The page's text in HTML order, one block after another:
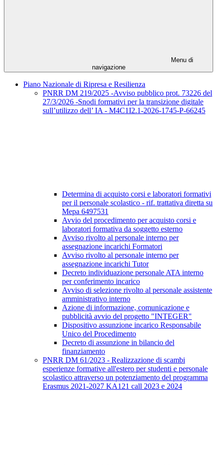
Menu di
navigazione
Piano Nazionale di Ripresa e Resilienza
PNRR DM 219/2025 -Avviso pubblico prot. 73226 del
27/3/2026 -Snodi formativi per la transizione digitale
sull’utilizzo dell’ IA - M4C1I2.1-2026-1745-P-66245
Determina di acquisto corsi e laboratori formativi
per il personale scolastico - rif. trattativa diretta su
Mepa 6497531
Avvio del procedimento per acquisto corsi e
laboratori formativa da soggetto esterno
Avviso rivolto al personale interno per
assegnazione incarichi Formatori
Avviso rivolto al personale interno per
assegnazione incarichi Tutor
Decreto individuazione personale ATA interno
per conferimento incarico
Avviso di selezione rivolto al personale assistente
amministrativo interno
Azione di informazione, comunicazione e
pubblicità avvio del progetto "INTEGER"
Dispositivo assunzione incarico Responsabile
Unico del Procedimento
Decreto di assunzione in bilancio del
finanziamento
PNRR DM 61/2023 - Realizzazione di scambi
esperienze formative all'estero per studenti e personale
scolastico attraverso un potenziamento del programma
Erasmus 2021-2027 KA121 call 2023 e 2024